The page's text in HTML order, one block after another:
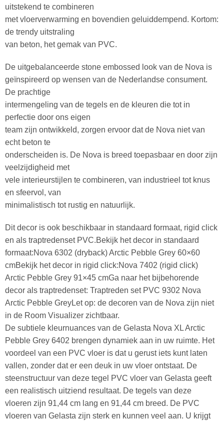
uitstekend te combineren
met vloerverwarming en bovendien geluiddempend. Kortom:
de trendy uitstraling
van beton, het gemak van PVC.
De uitgebalanceerde stone embossed look van de Nova is
geïnspireerd op wensen van de Nederlandse consument.
De prachtige
intermengeling van de tegels en de kleuren die tot in
perfectie door ons eigen
team zijn ontwikkeld, zorgen ervoor dat de Nova niet van
echt beton te
onderscheiden is. De Nova is breed toepasbaar en door zijn
veelzijdigheid met
vele interieurstijlen te combineren, van industrieel tot knus
en sfeervol, van
minimalistisch tot rustig en natuurlijk.
Dit decor is ook beschikbaar in standaard formaat, rigid click
en als traptredenset PVC.Bekijk het decor in standaard
formaat:Nova 6302 (dryback) Arctic Pebble Grey 60×60
cmBekijk het decor in rigid click:Nova 7402 (rigid click)
Arctic Pebble Grey 91×45 cmGa naar het bijbehorende
decor als traptredenset: Traptreden set PVC 9302 Nova
Arctic Pebble GreyLet op: de decoren van de Nova zijn niet
in de Room Visualizer zichtbaar.
De subtiele kleurnuances van de Gelasta Nova XL Arctic
Pebble Grey 6402 brengen dynamiek aan in uw ruimte. Het
voordeel van een PVC vloer is dat u gerust iets kunt laten
vallen, zonder dat er een deuk in uw vloer ontstaat. De
steenstructuur van deze tegel PVC vloer van Gelasta geeft
een realistisch uitziend resultaat. De tegels van deze
vloeren zijn 91,44 cm lang en 91,44 cm breed. De PVC
vloeren van Gelasta zijn sterk en kunnen veel aan. U krijgt